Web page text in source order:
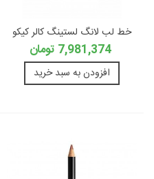
خط لب لانگ لستینگ کالر کیکو
7,981,374 تومان
افزودن به سبد خرید